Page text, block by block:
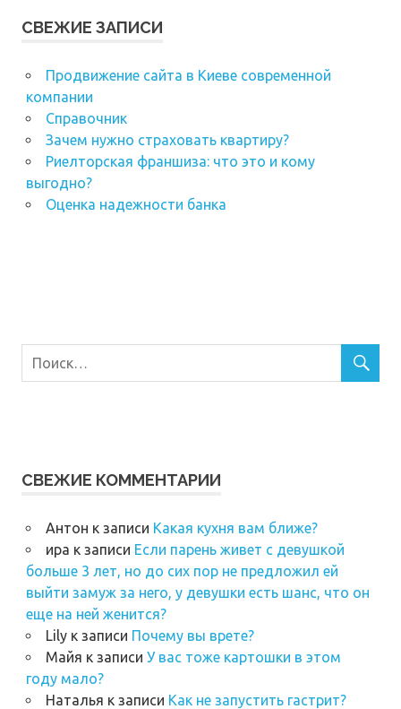
СВЕЖИЕ ЗАПИСИ
Продвижение сайта в Киеве современной
компании
Справочник
Зачем нужно страховать квартиру?
Риелторская франшиза: что это и кому
выгодно?
Оценка надежности банка
СВЕЖИЕ КОММЕНТАРИИ
Антон к записи Какая кухня вам ближе?
ира к записи Если парень живет с девушкой
больше 3 лет, но до сих пор не предложил ей
выйти замуж за него, у девушки есть шанс, что он
еще на ней женится?
Lilyк записи Почему вы врете?
Майя к записи У вас тоже картошки в этом
году мало?
Наталья к записи Как не запустить гастрит?